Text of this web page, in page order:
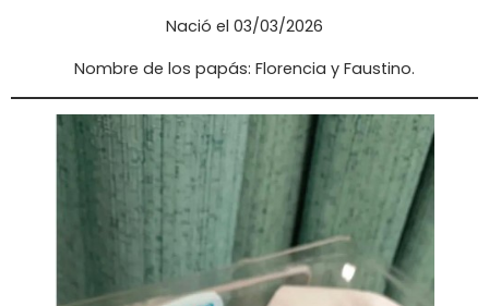
Nació el 03/03/2026
Nombre de los papás: Florencia y Faustino.